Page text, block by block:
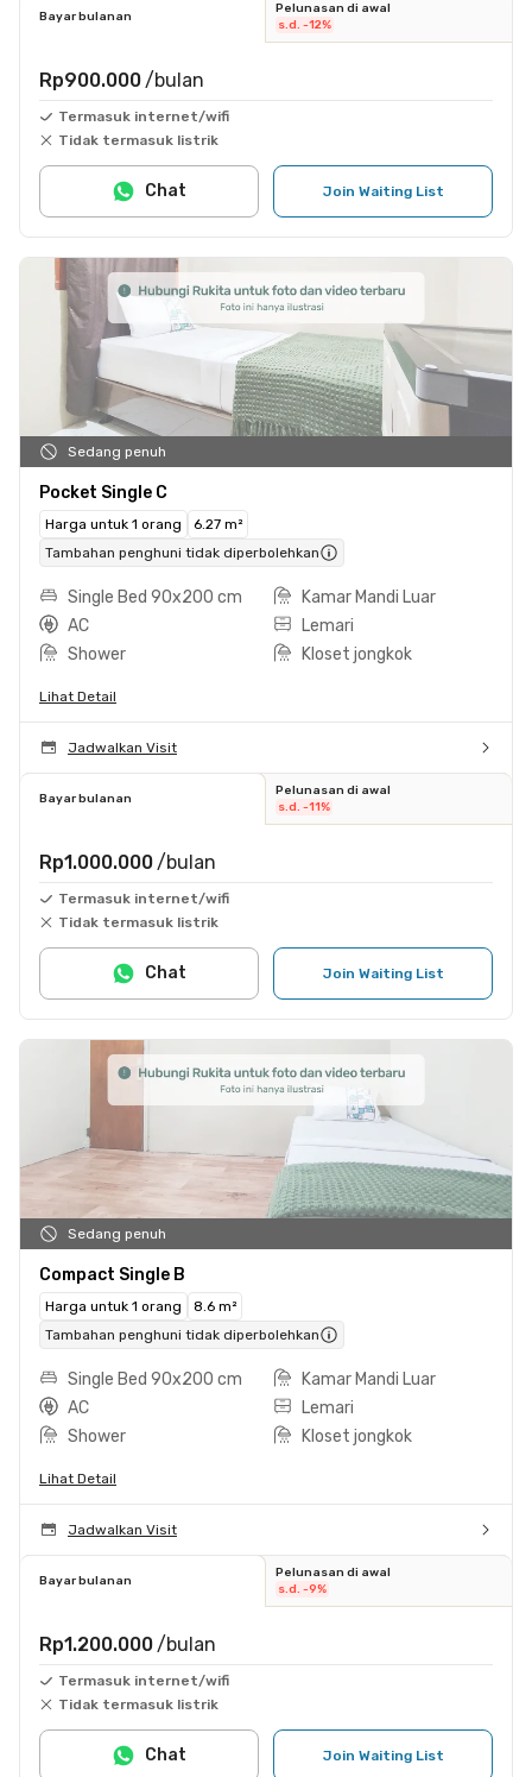
Bayar bulanan
Pelunasan di awal
s.d. -12%
Rp900.000 /bulan
Termasuk internet/wifi
Tidak termasuk listrik
Join Waiting List
Chat
Sedang penuh
Pocket Single C
Harga untuk 1 orang
6.27 m²
Tambahan penghuni tidak diperbolehkan
Single Bed 90x200 cm
Kamar Mandi Luar
AC
Lemari
Shower
Kloset jongkok
Lihat Detail
Jadwalkan Visit
Bayar bulanan
Pelunasan di awal
s.d. -11%
Rp1.000.000 /bulan
Termasuk internet/wifi
Tidak termasuk listrik
Join Waiting List
Chat
Sedang penuh
Compact Single B
Harga untuk 1 orang
8.6 m²
Tambahan penghuni tidak diperbolehkan
Single Bed 90x200 cm
Kamar Mandi Luar
AC
Lemari
Shower
Kloset jongkok
Lihat Detail
Jadwalkan Visit
Bayar bulanan
Pelunasan di awal
s.d. -9%
Rp1.200.000 /bulan
Termasuk internet/wifi
Tidak termasuk listrik
Join Waiting List
Chat